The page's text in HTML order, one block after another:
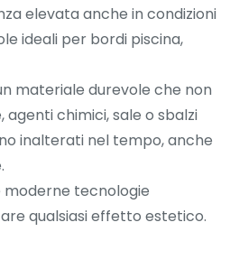
elevata anche in condizioni
ideali per bordi piscina,
materiale durevole che non
chimici, sale o sbalzi
inalterati nel tempo, anche
moderne tecnologie
qualsiasi effetto estetico.